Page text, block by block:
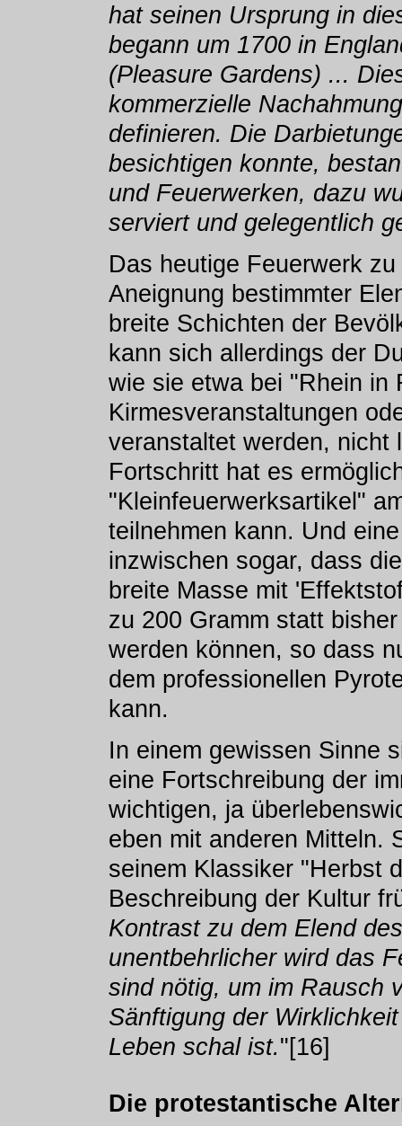
hat seinen Ursprung in
begann um 1700 in
(Pleasure Gardens) ...
kommerzielle
definieren. Die
besichtigen konnte,
und Feuerwerken, dazu
serviert und gelegentlich
Das heutige Feuerwerk
Aneignung bestimmter
breite Schichten der
kann sich allerdings der
wie sie etwa bei "Rhein in
Kirmesveranstaltungen
veranstaltet werden, nicht
Fortschritt hat es
"Kleinfeuerwerksartikel"
teilnehmen kann. Und
inzwischen sogar, dass
breite Masse mit
zu 200 Gramm statt
werden können, so dass
dem professionellen
kann.
In einem gewissen Sinne
eine Fortschreibung der
wichtigen, ja
eben mit anderen Mitteln.
seinem Klassiker "Herbst
Beschreibung der Kultur
Kontrast zu dem Elend
unentbehrlicher wird das
sind nötig, um im Rausch
Sänftigung der
Leben schal ist."[16]
Die protestantische